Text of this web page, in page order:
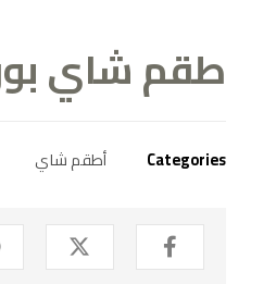
طقم شاي
Categories أطقم شاي